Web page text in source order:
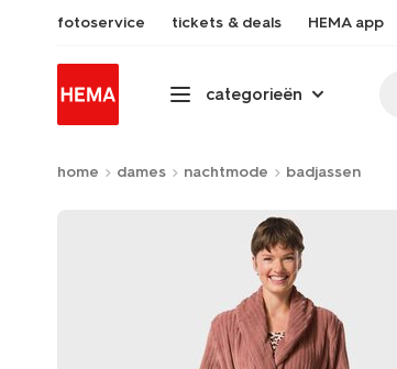
fotoservice tickets & deals HEMA app
categorieën
home dames nachtmode badjassen